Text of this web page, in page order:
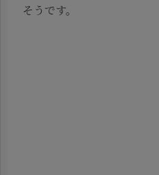
そうです。